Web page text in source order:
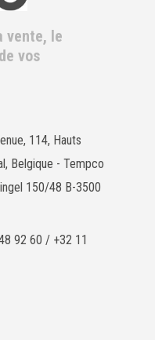
vente, le
vos
114, Hauts
Belgique - Tempco
150/48 B-3500
92 60 / +32 11